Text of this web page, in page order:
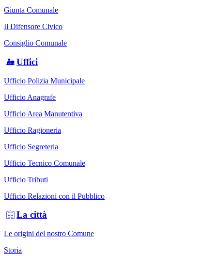
Giunta Comunale
Il Difensore Civico
Consiglio Comunale
Uffici
Ufficio Polizia Municipale
Ufficio Anagrafe
Ufficio Area Manutentiva
Ufficio Ragioneria
Ufficio Segreteria
Ufficio Tecnico Comunale
Ufficio Tributi
Ufficio Relazioni con il Pubblico
La città
Le origini del nostro Comune
Storia